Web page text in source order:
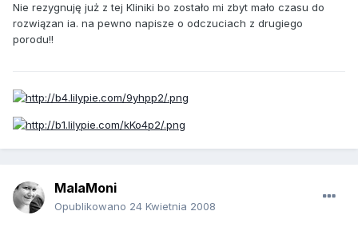
Nie rezygnuję już z tej Kliniki bo zostało mi zbyt mało czasu do
rozwiązan ia. na pewno napisze o odczuciach z drugiego
porodu!!
MalaMoni
Opublikowano 24 Kwietnia 2008